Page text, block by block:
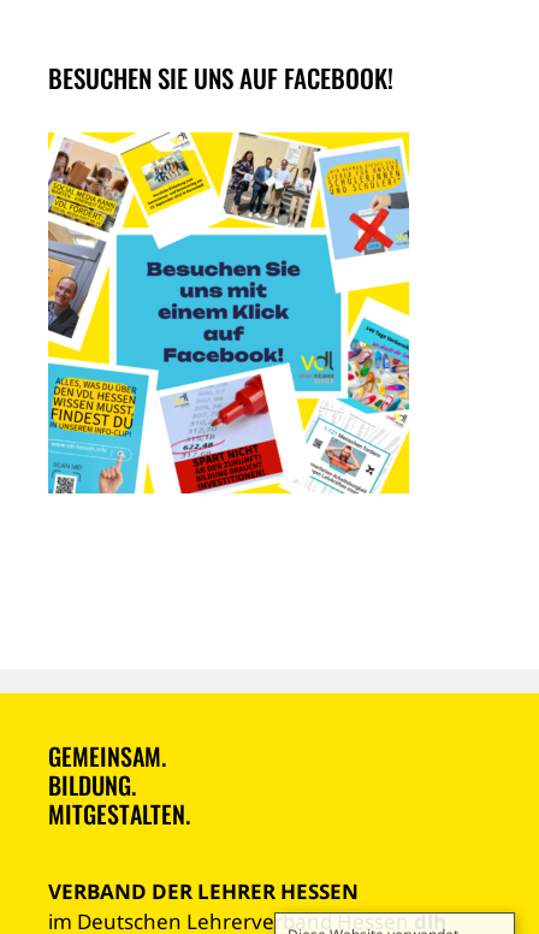
BESUCHEN SIE UNS AUF FACEBOOK!
GEMEINSAM.
BILDUNG.
MITGESTALTEN.
VERBAND DER LEHRER HESSEN
im Deutschen Lehrerverband Hessendlh